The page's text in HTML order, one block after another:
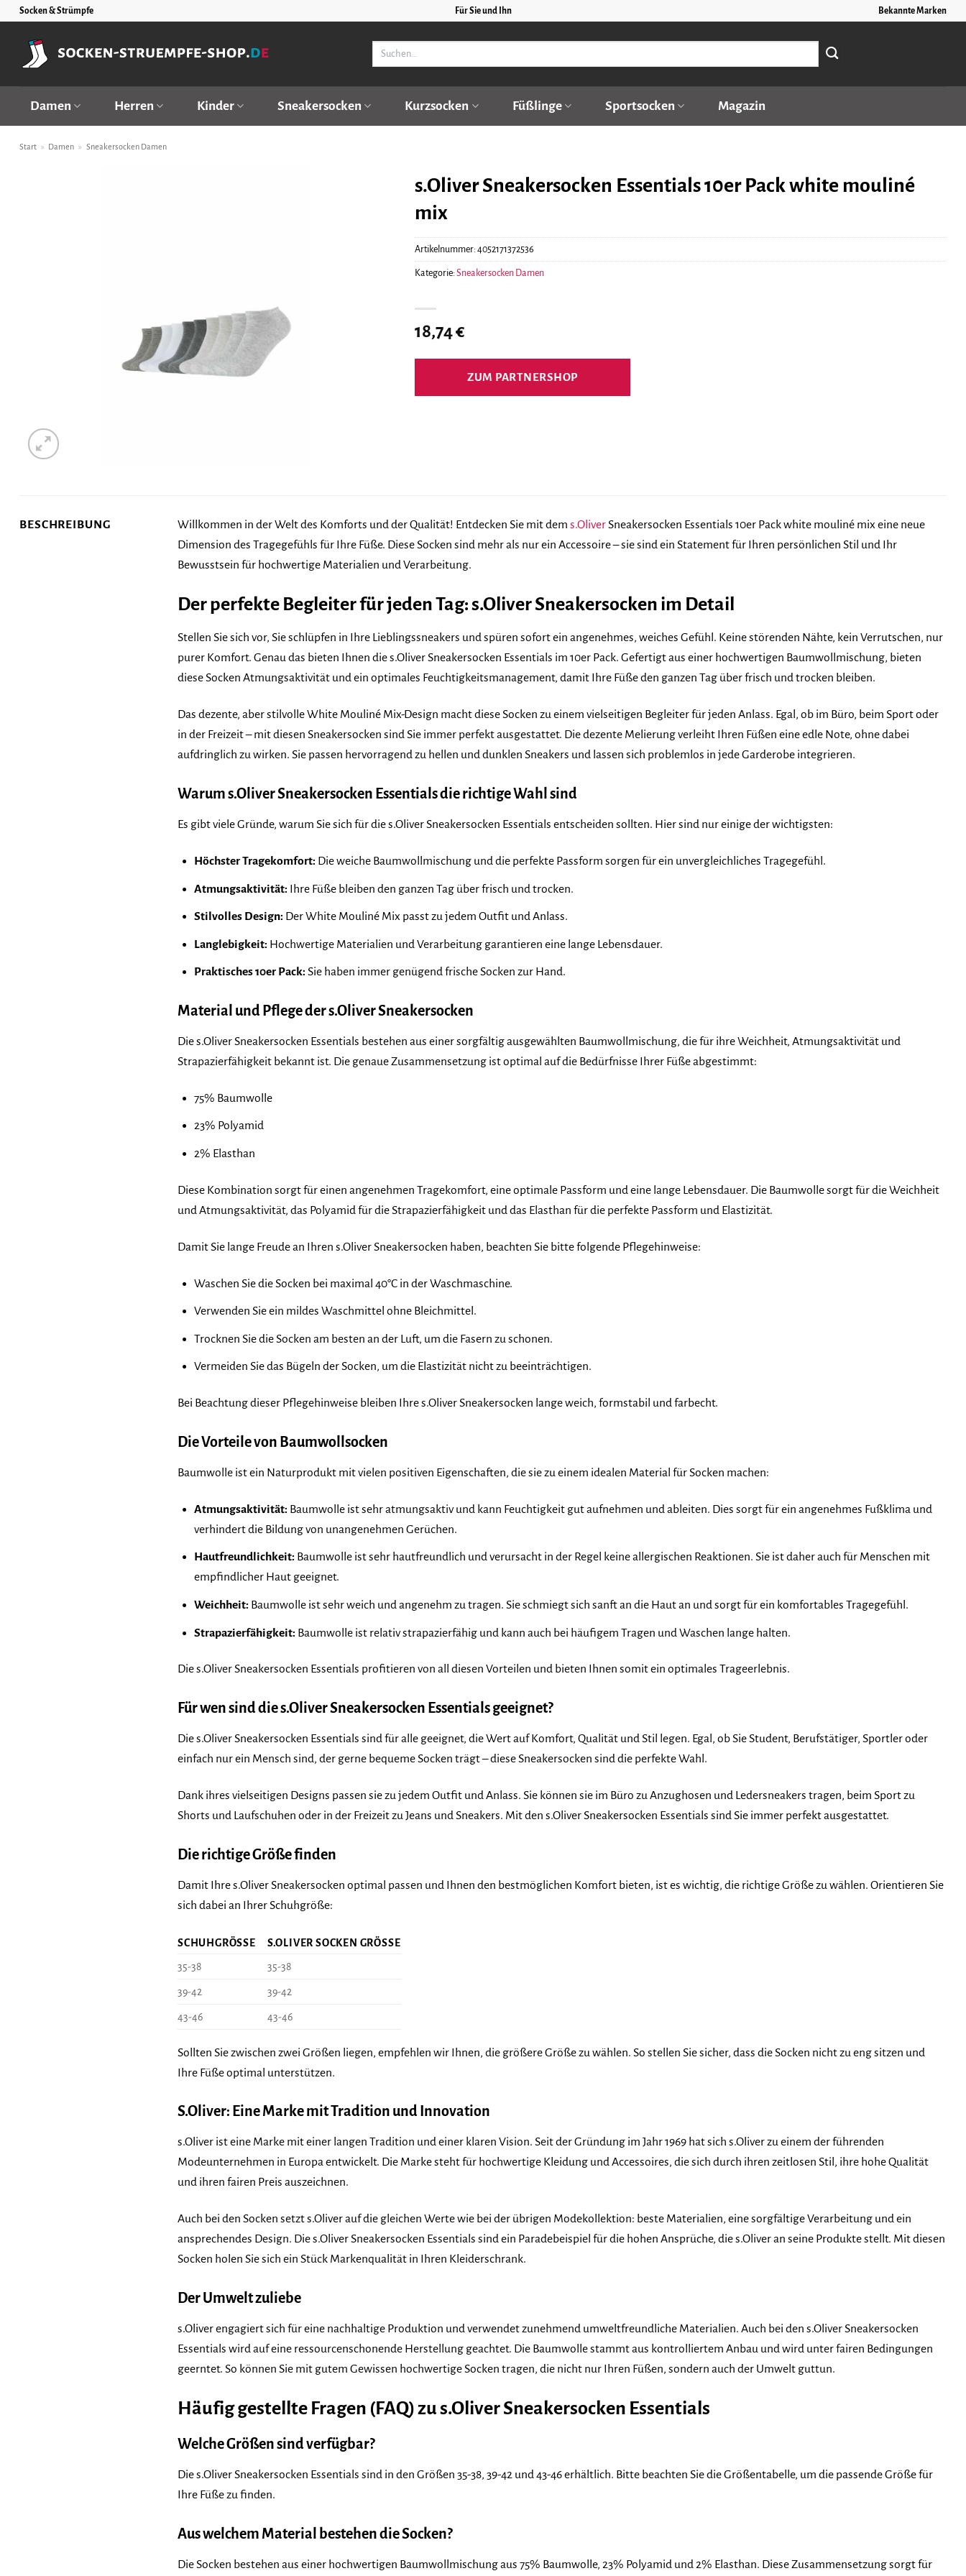
Zum
springen
Socken & Strümpfe Für Sie und Ihn Bekannte Marken
Suchen
Damen Herren Kinder Sneakersocken Kurzsocken Füßlinge Sportsocken Magazin
Start » Damen » Sneakersocken Damen
s.Oliver Sneakersocken Essentials 10er Pack white mouliné
mix
18,74€
ZUM PARTNERSHOP
Artikelnummer: 4052171372536
Kategorie: Sneakersocken Damen
BESCHREIBUNG Willkommen in der Welt des Komforts und der Qualität! Entdecken Sie mit dem s.OliverSneakersocken Essentials 10er Pack white mouliné mix eine neue
Dimension des Tragegefühls für Ihre Füße. Diese Socken sind mehr als nur ein Accessoire – sie sind ein Statement für Ihren persönlichen Stil und Ihr
Bewusstsein für hochwertige Materialien und Verarbeitung.
Der perfekte Begleiter für jeden Tag: s.Oliver Sneakersocken im Detail
Stellen Sie sich vor, Sie schlüpfen in Ihre Lieblingssneakers und spüren sofort ein angenehmes, weiches Gefühl. Keine störenden Nähte, kein Verrutschen, nur
purer Komfort. Genau das bieten Ihnen die s.Oliver Sneakersocken Essentials im 10er Pack. Gefertigt aus einer hochwertigen Baumwollmischung, bieten
diese Socken Atmungsaktivität und ein optimales Feuchtigkeitsmanagement, damit Ihre Füße den ganzen Tag über frisch und trocken bleiben.
Das dezente, aber stilvolle White Mouliné Mix-Design macht diese Socken zu einem vielseitigen Begleiter für jeden Anlass. Egal, ob im Büro, beim Sport oder
in der Freizeit – mit diesen Sneakersocken sind Sie immer perfekt ausgestattet. Die dezente Melierung verleiht Ihren Füßen eine edle Note, ohne dabei
aufdringlich zu wirken. Sie passen hervorragend zu hellen und dunklen Sneakers und lassen sich problemlos in jede Garderobe integrieren.
Warum s.Oliver Sneakersocken Essentials die richtige Wahl sind
Es gibt viele Gründe, warum Sie sich für die s.Oliver Sneakersocken Essentials entscheiden sollten. Hier sind nur einige der wichtigsten:
Höchster Tragekomfort: Die weiche Baumwollmischung und die perfekte Passform sorgen für ein unvergleichliches Tragegefühl.
Atmungsaktivität: Ihre Füße bleiben den ganzen Tag über frisch und trocken.
Stilvolles Design: Der White Mouliné Mix passt zu jedem Outfit und Anlass.
Langlebigkeit: Hochwertige Materialien und Verarbeitung garantieren eine lange Lebensdauer.
Praktisches 10er Pack: Sie haben immer genügend frische Socken zur Hand.
Material und Pflege der s.Oliver Sneakersocken
Die s.Oliver Sneakersocken Essentials bestehen aus einer sorgfältig ausgewählten Baumwollmischung, die für ihre Weichheit, Atmungsaktivität und
Strapazierfähigkeit bekannt ist. Die genaue Zusammensetzung ist optimal auf die Bedürfnisse Ihrer Füße abgestimmt:
75% Baumwolle
23% Polyamid
2% Elasthan
Diese Kombination sorgt für einen angenehmen Tragekomfort, eine optimale Passform und eine lange Lebensdauer. Die Baumwolle sorgt für die Weichheit
und Atmungsaktivität, das Polyamid für die Strapazierfähigkeit und das Elasthan für die perfekte Passform und Elastizität.
Damit Sie lange Freude an Ihren s.Oliver Sneakersocken haben, beachten Sie bitte folgende Pflegehinweise:
Waschen Sie die Socken bei maximal 40°C in der Waschmaschine.
Verwenden Sie ein mildes Waschmittel ohne Bleichmittel.
Trocknen Sie die Socken am besten an der Luft, um die Fasern zu schonen.
Vermeiden Sie das Bügeln der Socken, um die Elastizität nicht zu beeinträchtigen.
Bei Beachtung dieser Pflegehinweise bleiben Ihre s.Oliver Sneakersocken lange weich, formstabil und farbecht.
Die Vorteile von Baumwollsocken
Baumwolle ist ein Naturprodukt mit vielen positiven Eigenschaften, die sie zu einem idealen Material für Socken machen:
Atmungsaktivität: Baumwolle ist sehr atmungsaktiv und kann Feuchtigkeit gut aufnehmen und ableiten. Dies sorgt für ein angenehmes Fußklima und
verhindert die Bildung von unangenehmen Gerüchen.
Hautfreundlichkeit: Baumwolle ist sehr hautfreundlich und verursacht in der Regel keine allergischen Reaktionen. Sie ist daher auch für Menschen mit
empfindlicher Haut geeignet.
Weichheit: Baumwolle ist sehr weich und angenehm zu tragen. Sie schmiegt sich sanft an die Haut an und sorgt für ein komfortables Tragegefühl.
Strapazierfähigkeit: Baumwolle ist relativ strapazierfähig und kann auch bei häufigem Tragen und Waschen lange halten.
Die s.Oliver Sneakersocken Essentials profitieren von all diesen Vorteilen und bieten Ihnen somit ein optimales Trageerlebnis.
Für wen sind die s.Oliver Sneakersocken Essentials geeignet?
Die s.Oliver Sneakersocken Essentials sind für alle geeignet, die Wert auf Komfort, Qualität und Stil legen. Egal, ob Sie Student, Berufstätiger, Sportler oder
einfach nur ein Mensch sind, der gerne bequeme Socken trägt – diese Sneakersocken sind die perfekte Wahl.
Dank ihres vielseitigen Designs passen sie zu jedem Outfit und Anlass. Sie können sie im Büro zu Anzughosen und Ledersneakers tragen, beim Sport zu
Shorts und Laufschuhen oder in der Freizeit zu Jeans und Sneakers. Mit den s.Oliver Sneakersocken Essentials sind Sie immer perfekt ausgestattet.
Die richtige Größe finden
Damit Ihre s.Oliver Sneakersocken optimal passen und Ihnen den bestmöglichen Komfort bieten, ist es wichtig, die richtige Größe zu wählen. Orientieren Sie
sich dabei an Ihrer Schuhgröße:
SCHUHGRÖSSE S.OLIVER SOCKEN GRÖSSE
35-38 35-38
39-42 39-42
43-46 43-46
Sollten Sie zwischen zwei Größen liegen, empfehlen wir Ihnen, die größere Größe zu wählen. So stellen Sie sicher, dass die Socken nicht zu eng sitzen und
Ihre Füße optimal unterstützen.
S.Oliver: Eine Marke mit Tradition und Innovation
s.Oliver ist eine Marke mit einer langen Tradition und einer klaren Vision. Seit der Gründung im Jahr 1969 hat sich s.Oliver zu einem der führenden
Modeunternehmen in Europa entwickelt. Die Marke steht für hochwertige Kleidung und Accessoires, die sich durch ihren zeitlosen Stil, ihre hohe Qualität
und ihren fairen Preis auszeichnen.
Auch bei den Socken setzt s.Oliver auf die gleichen Werte wie bei der übrigen Modekollektion: beste Materialien, eine sorgfältige Verarbeitung und ein
ansprechendes Design. Die s.Oliver Sneakersocken Essentials sind ein Paradebeispiel für die hohen Ansprüche, die s.Oliver an seine Produkte stellt. Mit diesen
Socken holen Sie sich ein Stück Markenqualität in Ihren Kleiderschrank.
Der Umwelt zuliebe
s.Oliver engagiert sich für eine nachhaltige Produktion und verwendet zunehmend umweltfreundliche Materialien. Auch bei den s.Oliver Sneakersocken
Essentials wird auf eine ressourcenschonende Herstellung geachtet. Die Baumwolle stammt aus kontrolliertem Anbau und wird unter fairen Bedingungen
geerntet. So können Sie mit gutem Gewissen hochwertige Socken tragen, die nicht nur Ihren Füßen, sondern auch der Umwelt guttun.
Häufig gestellte Fragen (FAQ) zu s.Oliver Sneakersocken Essentials
Welche Größen sind verfügbar?
Die s.Oliver Sneakersocken Essentials sind in den Größen 35-38, 39-42 und 43-46 erhältlich. Bitte beachten Sie die Größentabelle, um die passende Größe für
Ihre Füße zu finden.
Aus welchem Material bestehen die Socken?
Die Socken bestehen aus einer hochwertigen Baumwollmischung aus 75% Baumwolle, 23% Polyamid und 2% Elasthan. Diese Zusammensetzung sorgt für